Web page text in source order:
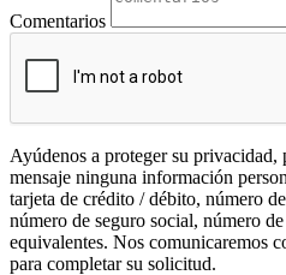
Comentarios
Ayúdenos a proteger su
mensaje ninguna información
tarjeta de crédito / débito, número
número de seguro social, número
equivalentes. Nos comunicaremos
para completar su solicitud.